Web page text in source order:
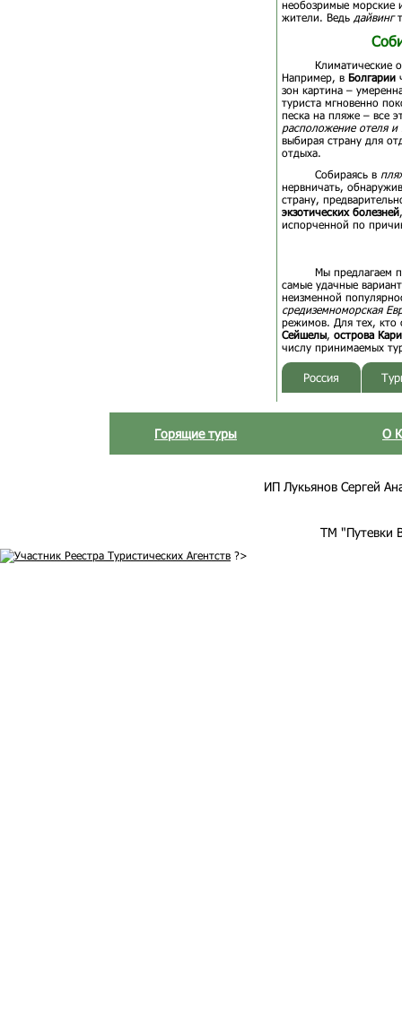
необозримые морские
жители. Ведь дайвинг
Климатические
Например, в Болгарии
зон картина –
туриста мгновенно
песка на пляже – все
расположение отеля и
выбирая страну для
отдыха.
Собираясь в
нервничать,
страну,
экзотических болезней
испорченной по
Мы предлагаем
самые удачные
неизменной
средиземноморская
режимов. Для тех, кто
Сейшелы, острова
числу принимаемых
Россия
Горящие туры О
ИП Лукьянов Сергей
ТМ "Путевки
?>